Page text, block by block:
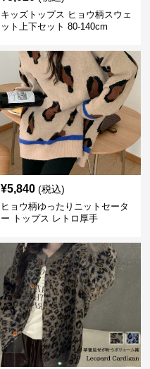
キッズトップス ヒョウ柄スウェ
ット上下セット 80-140cm
¥5,840 (税込)
ヒョウ柄ゆったりニットセータ
ー トップス レトロ厚手